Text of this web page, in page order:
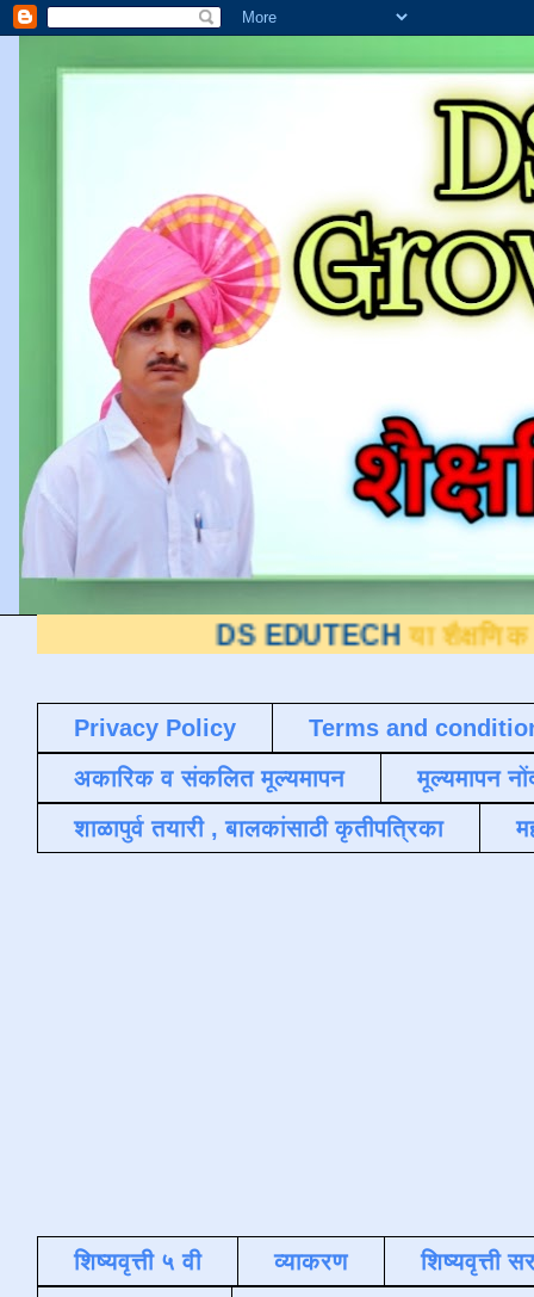
DS EDUTECH या शैक्षणिक ब्लॉगवर
Privacy Policy
Terms and
अकारिक व संकलित मूल्यमापन
मूल्यमापन
शाळापुर्व तयारी , बालकांसाठी कृतीपत्रिका
शिष्यवृत्ती ५ वी व्याकरण
शिष्यवृत्ती